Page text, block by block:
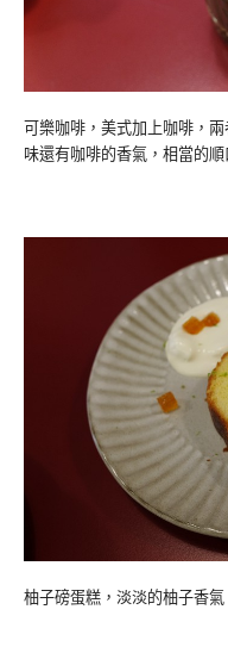
可樂咖啡，美式加上咖啡，
味還有咖啡的香氣，相當的順
柚子磅蛋糕，淡淡的柚子香氣